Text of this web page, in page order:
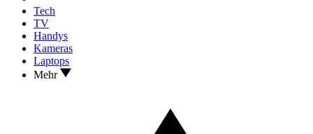
Tech
TV
Handys
Kameras
Laptops
Mehr